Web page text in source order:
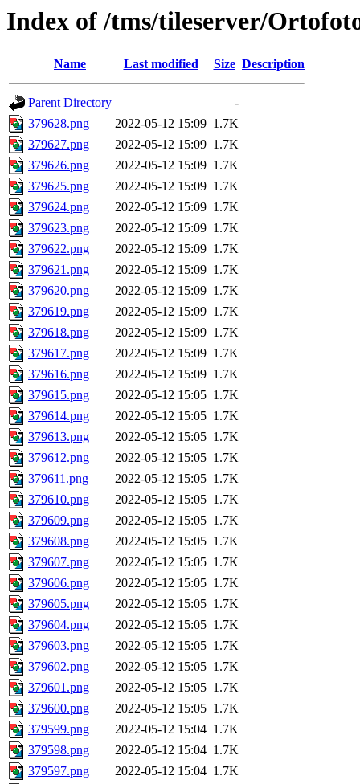
Index of /tms/tileserver/
Name Last modified Size Description
Parent Directory
-
379628.png
2022-05-12 15:09 1.7K
379627.png
2022-05-12 15:09 1.7K
379626.png
2022-05-12 15:09 1.7K
379625.png
2022-05-12 15:09 1.7K
379624.png
2022-05-12 15:09 1.7K
379623.png
2022-05-12 15:09 1.7K
379622.png
2022-05-12 15:09 1.7K
379621.png
2022-05-12 15:09 1.7K
379620.png
2022-05-12 15:09 1.7K
379619.png
2022-05-12 15:09 1.7K
379618.png
2022-05-12 15:09 1.7K
379617.png
2022-05-12 15:09 1.7K
379616.png
2022-05-12 15:09 1.7K
379615.png
2022-05-12 15:05 1.7K
379614.png
2022-05-12 15:05 1.7K
379613.png
2022-05-12 15:05 1.7K
379612.png
2022-05-12 15:05 1.7K
379611.png
2022-05-12 15:05 1.7K
379610.png
2022-05-12 15:05 1.7K
379609.png
2022-05-12 15:05 1.7K
379608.png
2022-05-12 15:05 1.7K
379607.png
2022-05-12 15:05 1.7K
379606.png
2022-05-12 15:05 1.7K
379605.png
2022-05-12 15:05 1.7K
379604.png
2022-05-12 15:05 1.7K
379603.png
2022-05-12 15:05 1.7K
379602.png
2022-05-12 15:05 1.7K
379601.png
2022-05-12 15:05 1.7K
379600.png
2022-05-12 15:05 1.7K
379599.png
2022-05-12 15:04 1.7K
379598.png
2022-05-12 15:04 1.7K
379597.png
2022-05-12 15:04 1.7K